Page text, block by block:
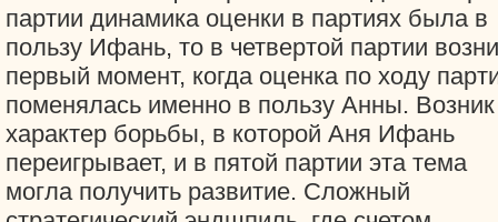
партии динамика оценки в партиях была в
пользу Ифань, то в четвертой партии
первый момент, когда оценка по ходу
поменялась именно в пользу Анны. Возник
характер борьбы, в которой Аня Ифань
переигрывает, и в пятой партии эта тема
могла получить развитие. Сложный